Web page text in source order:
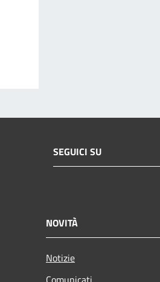
SEGUICI SU
NOVITÀ
Notizie